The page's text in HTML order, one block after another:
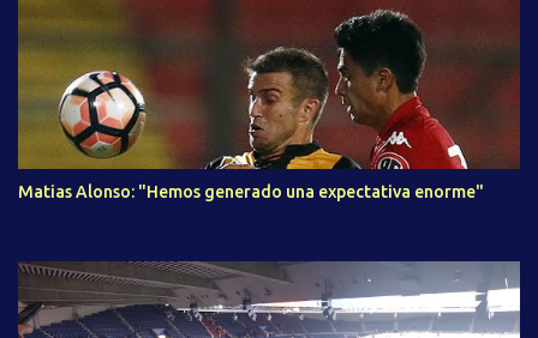
Matias Alonso: "Hemos generado una expectativa enorme"